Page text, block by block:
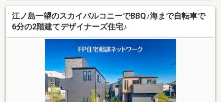
江ノ島一望のスカイバルコニーでBBQ♪海まで自転車で
6分の2階建てデザイナーズ住宅♪